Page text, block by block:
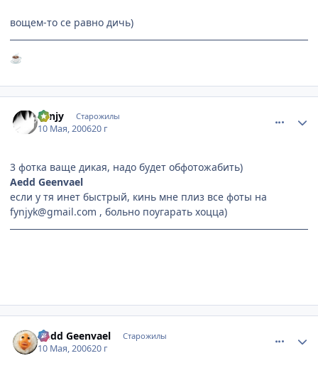
вощем-то се равно дичь)
☕
Fynjy Старожилы
10 Мая, 200620 г
3 фотка ваще дикая, надо будет обфотожабить)
Aedd Geenvael
если у тя инет быстрый, кинь мне плиз все фоты на
fynjyk@gmail.com , больно поугарать хоцца)
Aedd Geenvael Старожилы
10 Мая, 200620 г